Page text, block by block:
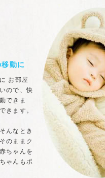
動に
お部屋
ので、快
できま
きます。
んなとき
のままク
ちゃんを
ゃんもポ